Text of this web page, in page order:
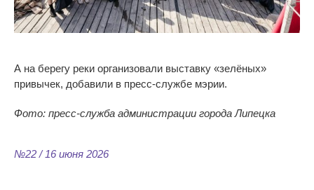
А на берегу реки организовали выставку «зелёных»
привычек, добавили в пресс-службе мэрии.
Фото: пресс-служба администрации города Липецка
№22 / 16 июня 2026